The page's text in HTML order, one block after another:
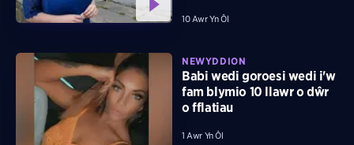
10 Awr Yn Ôl
NEWYDDION
Babi wedi goroesi wedi i'w
fam blymio 10 llawr o dŵr
o fflatiau
1 Awr Yn Ôl